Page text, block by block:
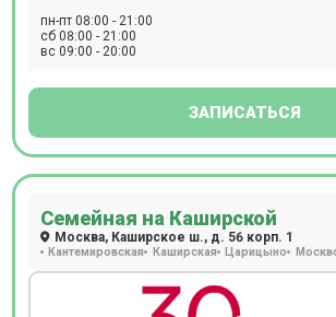
пн-пт 08:00 - 21:00
сб 08:00 - 21:00
вс 09:00 - 20:00
ЗАПИСАТЬСЯ
Семейная на Каширской
Москва, Каширское ш., д. 56 корп. 1
Кантемировская Каширская Царицыно